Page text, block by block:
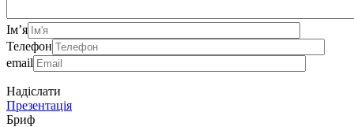
Ім’я
Телефон
email
Надіслати
Презентація
Бриф